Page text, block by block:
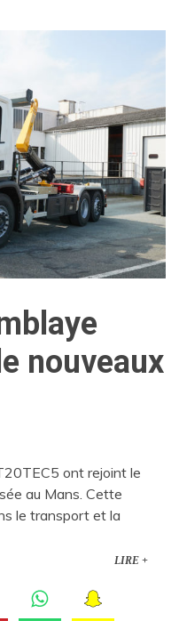
nouveaux
ont rejoint le
au Mans. Cette
le transport et la
LIRE +